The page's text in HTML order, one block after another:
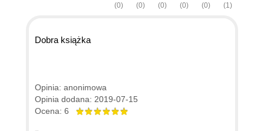
(1)
(0)
(0)
(0)
(0)
(0)
Dobra książka
Opinia: anonimowa
Opinia dodana: 2019-07-15
Ocena: 6